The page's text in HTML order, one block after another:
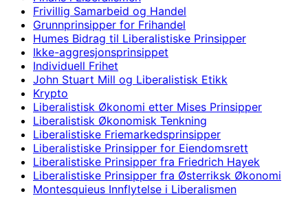
Frivillig Samarbeid og Handel
Grunnprinsipper for Frihandel
Humes Bidrag til Liberalistiske Prinsipper
Ikke-aggresjonsprinsippet
Individuell Frihet
John Stuart Mill og Liberalistisk Etikk
Krypto
Liberalistisk Økonomi etter Mises Prinsipper
Liberalistisk Økonomisk Tenkning
Liberalistiske Friemarkedsprinsipper
Liberalistiske Prinsipper for Eiendomsrett
Liberalistiske Prinsipper fra Friedrich Hayek
Liberalistiske Prinsipper fra Østerriksk Økonomi
Montesquieus Innflytelse i Liberalismen